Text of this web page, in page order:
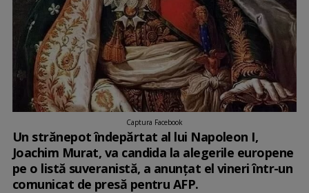
Captura Facebook
Un strănepot îndepărtat al lui Napoleon I,
Joachim Murat, va candida la alegerile europene
pe o listă suveranistă, a anunţat el vineri într-un
comunicat de presă pentru AFP.